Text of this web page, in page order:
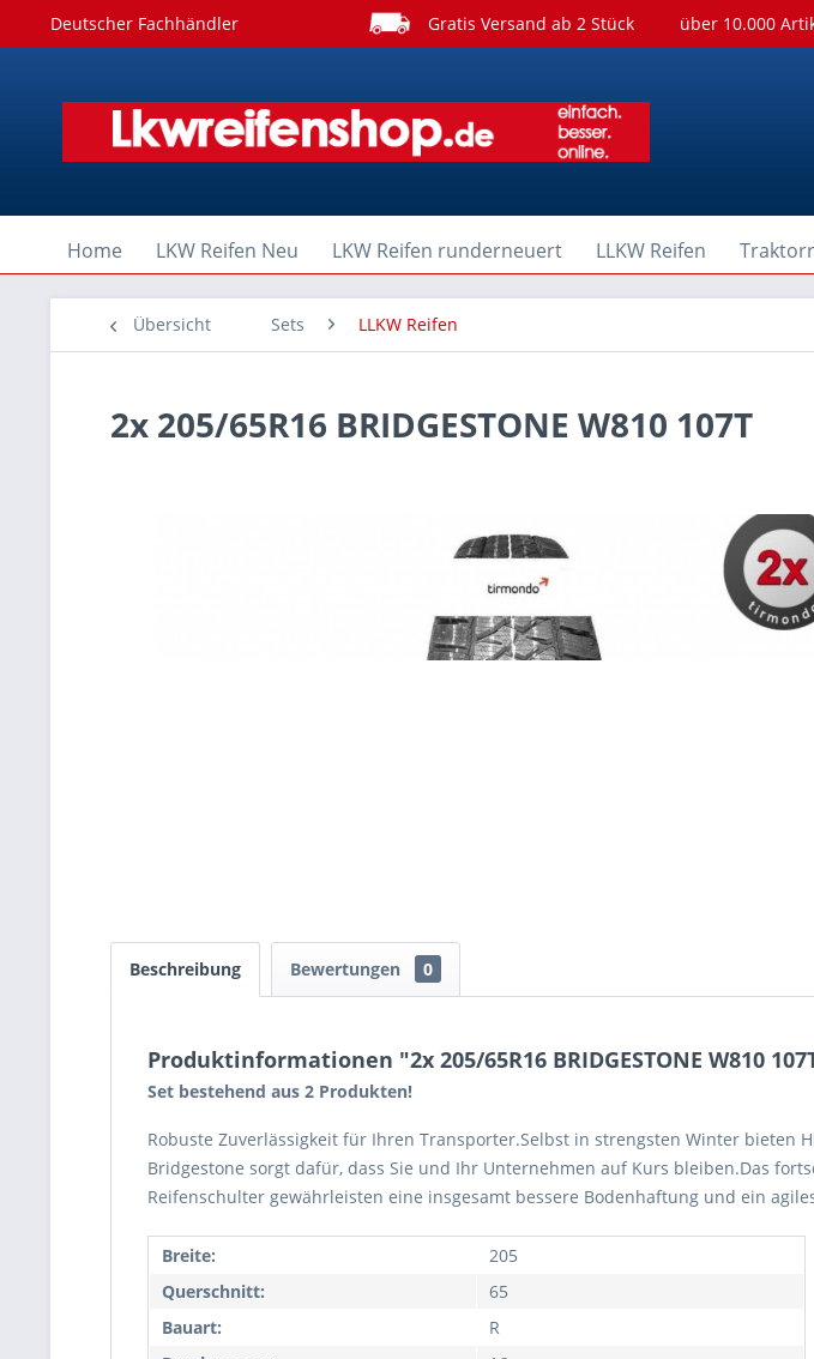
Deutscher Fachhändler Gratis Versand ab 2 Stück über 10.000
Home LKW Reifen Neu LKW Reifen runderneuert LLKW Reifen
Übersicht Sets LLKW Reifen
2x 205/65R16 BRIDGESTONE W810 107T
Beschreibung Bewertungen 0
Produktinformationen "2x 205/65R16 BRIDGESTONE W810
Set bestehend aus 2 Produkten!
Robuste Zuverlässigkeit für Ihren Transporter.Selbst in strengsten Winter
Bridgestone sorgt dafür, dass Sie und Ihr Unternehmen auf Kurs bleiben.Das
Reifenschulter gewährleisten eine insgesamt bessere Bodenhaftung und ein
Breite:
205
Querschnitt:
65
Bauart:
R